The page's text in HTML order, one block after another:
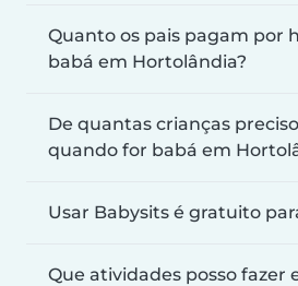
Quanto os pais pagam por
babá em Hortolândia?
De quantas crianças
quando for babá em
Usar Babysits é gratuito
Que atividades posso fazer